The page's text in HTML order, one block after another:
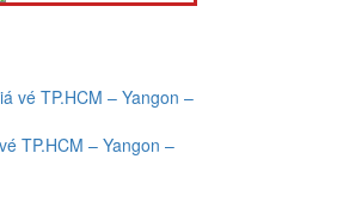
TP.HCM – Yangon –